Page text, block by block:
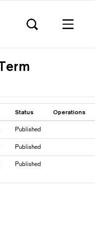
Status Operations
Published
Published
Published